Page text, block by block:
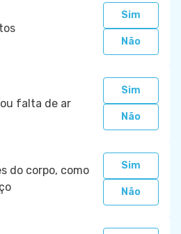
Sim
Não
falta de ar
Sim
Não
do corpo, como
Sim
Não